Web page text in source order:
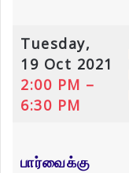
Tuesday,
19 Oct 2021
2:00 PM –
6:30 PM
பார்வைக்கு